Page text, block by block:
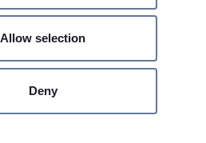
Allow selection
Deny
SHARE PRICE €